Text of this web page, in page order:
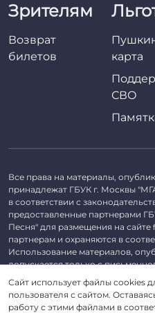
Зрителям
Возврат
билетов
карта
СВО
Все права на материалы,
принадлежат ГБУК г. Москвы
в соответствии с
предоставленные партнерами
Песня" для размещения на сайте
партнерам и охраняются в
Использование материалов,
допускается только с
©2026 ГБУК г. Москвы «МГАТ
ИНН
Сайт использует файлы cookies
пользователя с сайтом.
работу с этими файлами в